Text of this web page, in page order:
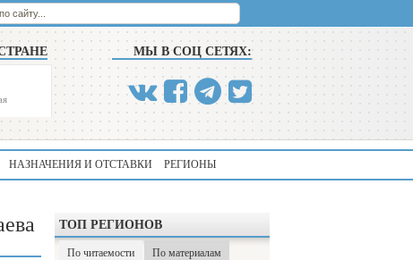
МЫ В СОЦ СЕТЯХ:
НАЗНАЧЕНИЯ И ОТСТАВКИ РЕГИОНЫ
ТОП РЕГИОНОВ
По читаемости По материалам